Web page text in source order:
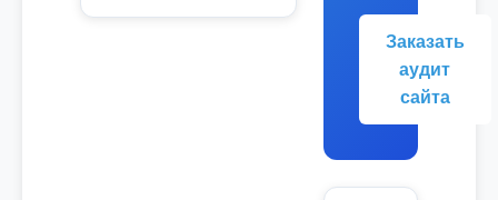
Заказать
аудит
сайта